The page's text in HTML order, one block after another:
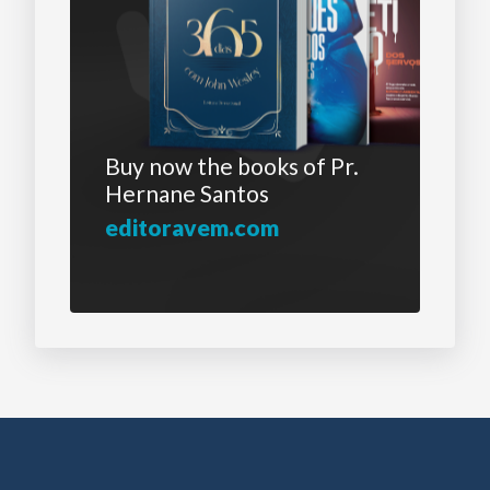
Buy now the books of Pr.
Hernane Santos
editoravem.com